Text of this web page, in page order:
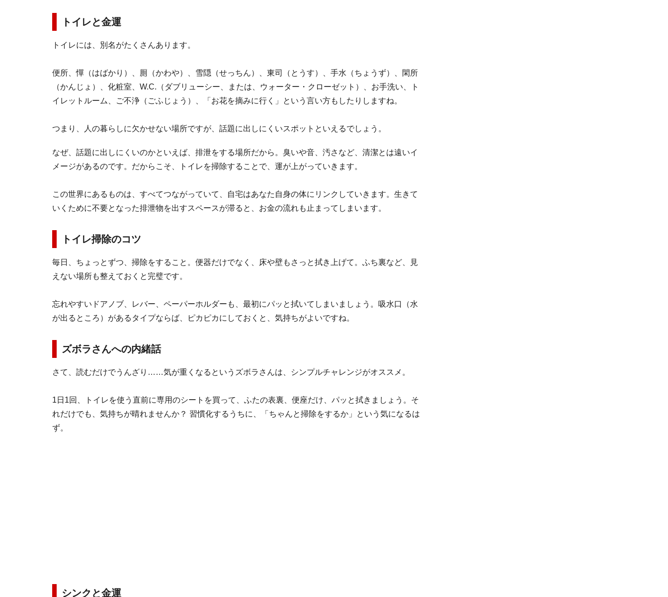
トイレと金運
トイレには、別名がたくさんあります。
便所、憚（はばかり）、厠（かわや）、雪隠（せっちん）、東司（とうす）、手水（ちょうず）、閑所
（かんじょ）、化粧室、W.C.（ダブリューシー、または、ウォーター・クローゼット）、お手洗い、ト
イレットルーム、ご不浄（ごふじょう）、「お花を摘みに行く」という言い方もしたりしますね。
つまり、人の暮らしに欠かせない場所ですが、話題に出しにくいスポットといえるでしょう。
なぜ、話題に出しにくいのかといえば、排泄をする場所だから。臭いや音、汚さなど、清潔とは遠いイ
メージがあるのです。だからこそ、トイレを掃除することで、運が上がっていきます。
この世界にあるものは、すべてつながっていて、自宅はあなた自身の体にリンクしていきます。生きて
いくために不要となった排泄物を出すスペースが滞ると、お金の流れも止まってしまいます。
トイレ掃除のコツ
毎日、ちょっとずつ、掃除をすること。便器だけでなく、床や壁もさっと拭き上げて。ふち裏など、見
えない場所も整えておくと完璧です。
忘れやすいドアノブ、レバー、ペーパーホルダーも、最初にパッと拭いてしまいましょう。吸水口（水
が出るところ）があるタイプならば、ピカピカにしておくと、気持ちがよいですね。
ズボラさんへの内緒話
さて、読むだけでうんざり……気が重くなるというズボラさんは、シンプルチャレンジがオススメ。
1日1回、トイレを使う直前に専用のシートを買って、ふたの表裏、便座だけ、パッと拭きましょう。そ
れだけでも、気持ちが晴れませんか？ 習慣化するうちに、「ちゃんと掃除をするか」という気になるは
ず。
シンクと金運